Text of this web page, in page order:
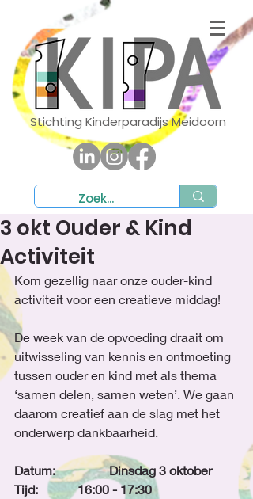
Stichting Kinderparadijs Meidoorn
3 okt Ouder & Kind
Activiteit
Kom gezellig naar onze ouder-kind
activiteit voor een creatieve middag!
De week van de opvoeding draait om
uitwisseling van kennis en ontmoeting
tussen ouder en kind met als thema
‘samen delen, samen weten’. We gaan
daarom creatief aan de slag met het
onderwerp dankbaarheid.
Datum:		Dinsdag 3 oktober
Tijd:		16:00 - 17:30